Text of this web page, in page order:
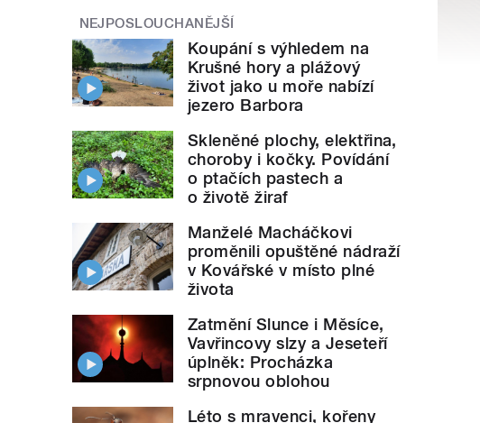
NEJPOSLOUCHANĚJŠÍ
Koupání s výhledem na
Krušné hory a plážový
život jako u moře nabízí
jezero Barbora
Skleněné plochy, elektřina,
choroby i kočky. Povídání
o ptačích pastech a
o životě žiraf
Manželé Macháčkovi
proměnili opuštěné nádraží
v Kovářské v místo plné
života
Zatmění Slunce i Měsíce,
Vavřincovy slzy a Jeseteří
úplněk: Procházka
srpnovou oblohou
Léto s mravenci, kořeny